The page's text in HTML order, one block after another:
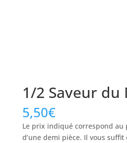
1/2 Saveur du
5,50€
Le prix indiqué correspond au
d’une demi pièce. Il vous suffit